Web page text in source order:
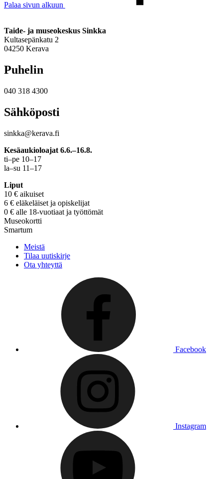
Palaa sivun alkuun
Taide- ja museokeskus Sinkka
Kultasepänkatu 2
04250 Kerava
Puhelin
040 318 4300
Sähköposti
sinkka@kerava.fi
Kesäaukioloajat 6.6.–16.8.
ti–pe 10–17
la–su 11–17
Liput
10 € aikuiset
6 € eläkeläiset ja opiskelijat
0 € alle 18-vuotiaat ja työttömät
Museokortti
Smartum
Meistä
Tilaa uutiskirje
Ota yhteyttä
Facebook
Instagram